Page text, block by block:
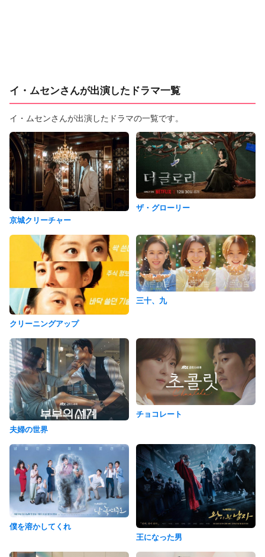
イ・ムセンさんが出演したドラマ一覧
イ・ムセンさんが出演したドラマの一覧です。
京城クリーチャー
ザ・グローリー
クリーニングアップ
三十、九
夫婦の世界
チョコレート
僕を溶かしてくれ
王になった男